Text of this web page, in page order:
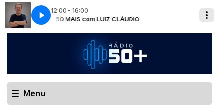
12:00 - 16:00
TARDE 50 MAIS com LUIZ CLÁUDIO TARDE 50
Menu